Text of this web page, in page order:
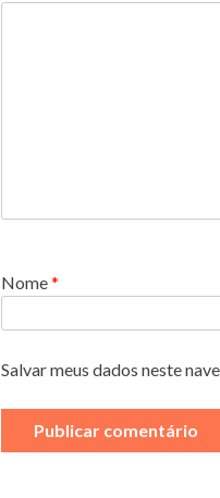
Nome*
Salvar meus dados neste